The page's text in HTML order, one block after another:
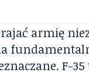
armię
F-